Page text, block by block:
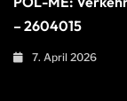
– 2604015
7. April 2026